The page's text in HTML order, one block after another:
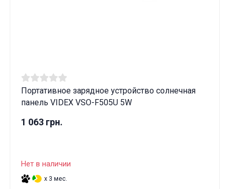
Портативное зарядное устройство солнечная
панель VIDEX VSO-F505U 5W
1 063 грн.
Нет в наличии
x 3 мес.